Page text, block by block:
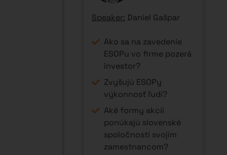
Speaker: Daniel Gašpar
Ako sa na zavedenie
ESOPu vo firme pozerá
investor?
Zvyšujú ESOPy
výkonnosť ľudí?
Aké formy akcií
ponúkajú slovenské
spoločnosti svojim
zamestnancom?